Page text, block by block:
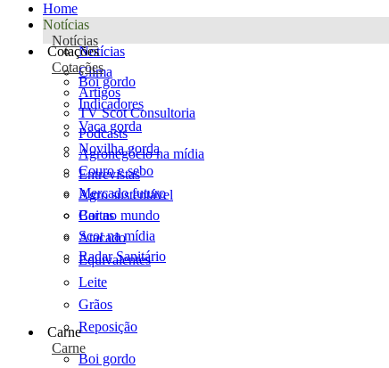
Home
Notícias
Notícias
Notícias
Clima
Artigos
TV Scot Consultoria
Podcasts
Agronegócio na mídia
Entrevistas
Agro sustentável
Cartas
Scot na mídia
Radar Sanitário
Cotações
Cotações
Boi gordo
Indicadores
Vaca gorda
Novilha gorda
Couro e sebo
Mercado futuro
Boi no mundo
Atacado
Equivalentes
Leite
Grãos
Reposição
Carne
Carne
Boi gordo